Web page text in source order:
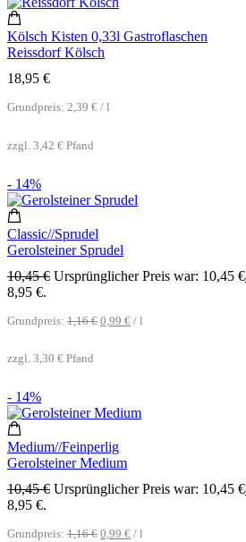
Kölsch Kisten 0,33l Gastroflaschen
Reissdorf Kölsch
18,95 €
Grundpreis: 2,39 € / l
zzgl. 3,42 € Pfand
- 14%
Classic//Sprudel
Gerolsteiner Sprudel
10,45€ Ursprünglicher Preis war: 10,45 €
8,95 €.
Grundpreis: 1,16€ 0,99 € / l
zzgl. 3,30 € Pfand
- 14%
Medium//Feinperlig
Gerolsteiner Medium
10,45€ Ursprünglicher Preis war: 10,45 €
8,95 €.
Grundpreis: 1,16€ 0,99 € / l